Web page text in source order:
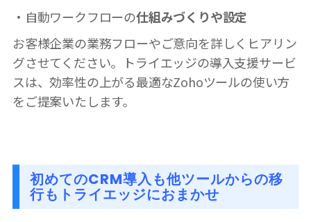
・自動ワークフローの仕組みづくりや設定
お客様企業の業務フローやご意向を詳しくヒアリン
グさせてください。トライエッジの導入支援サービ
スは、効率性の上がる最適なZohoツールの使い方
をご提案いたします。
初めてのCRM導入も他ツールからの移
行もトライエッジにおまかせ